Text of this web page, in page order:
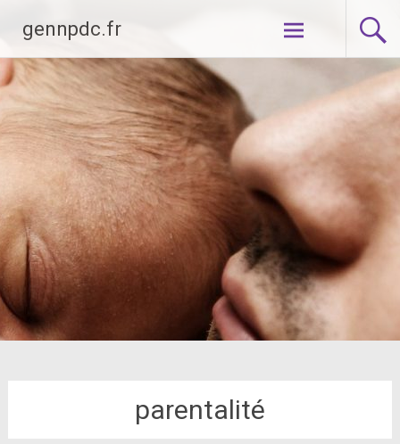
contenu
principal
gennpdc.fr
parentalité